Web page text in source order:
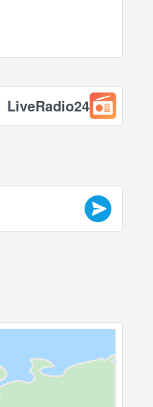
LiveRadio24